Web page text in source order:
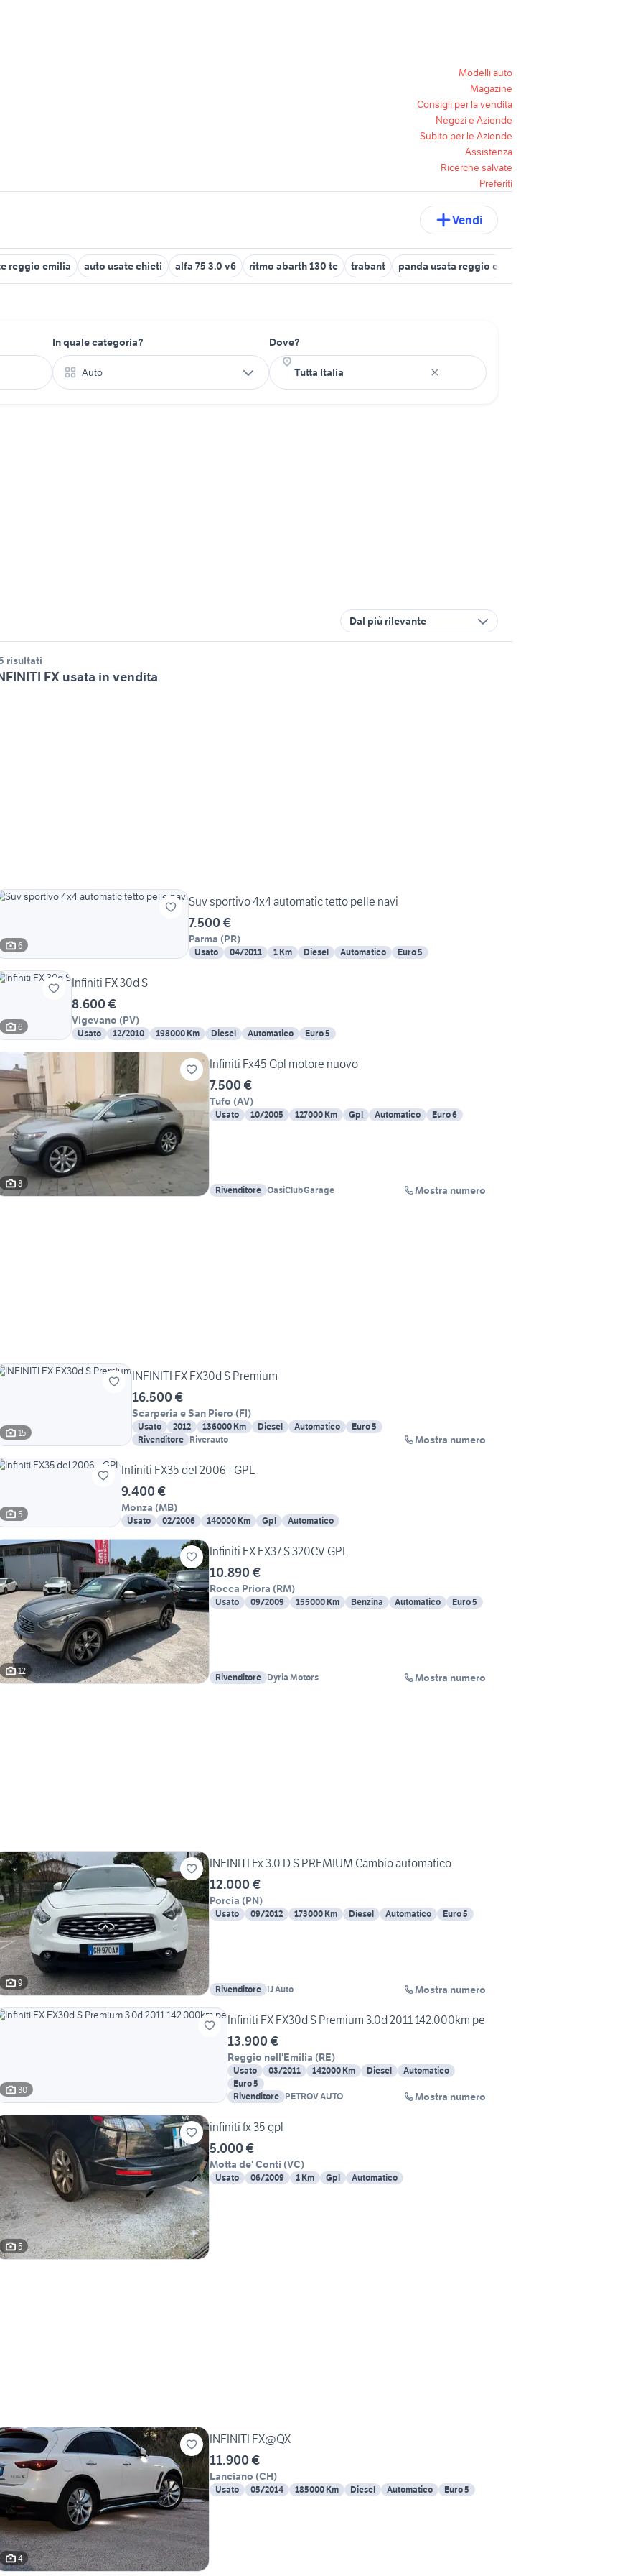
Modelli auto
Magazine
Consigli per la vendita
Negozi e Aziende
Subito per le Aziende
Assistenza
Ricerche salvate
Preferiti
Vendi
reggio emilia auto usate chieti alfa 75 3.0 v6 ritmo abarth 130 tc trabant panda usata reggio emilia
In quale categoria?
Auto
Dove?
Dal più rilevante
risultati
FX usata in vendita
6
Suv sportivo 4x4 automatic tetto pelle navi
7.500 €
Parma (PR)
Usato 04/2011 1 Km Diesel Automatico Euro 5
6
Infiniti FX 30d S
8.600 €
Vigevano (PV)
Usato 12/2010 198000 Km Diesel Automatico Euro 5
8
Infiniti Fx45 Gpl motore nuovo
7.500 €
Tufo (AV)
Usato 10/2005 127000 Km Gpl Automatico Euro 6
Rivenditore OasiClubGarage Mostra numero
15
INFINITI FX FX30d S Premium
16.500 €
Scarperia e San Piero (FI)
Usato 2012 136000 Km Diesel Automatico
Euro 5
Rivenditore Riverauto Mostra numero
5
Infiniti FX35 del 2006 - GPL
9.400 €
Monza (MB)
Usato 02/2006 140000 Km Gpl Automatico
12
Infiniti FX FX37 S 320CV GPL
10.890 €
Rocca Priora (RM)
Usato 09/2009 155000 Km Benzina Automatico Euro 5
Rivenditore Dyria Motors Mostra numero
9
INFINITI Fx 3.0 D S PREMIUM Cambio automatico
12.000 €
Porcia (PN)
Usato 09/2012 173000 Km Diesel Automatico Euro 5
Rivenditore IJ Auto Mostra numero
30
Infiniti FX FX30d S Premium 3.0d 2011 142.000km pe
13.900 €
Reggio nell'Emilia (RE)
Usato 03/2011 142000 Km Diesel
Automatico
Euro 5
Rivenditore PETROV AUTO Mostra numero
5
infiniti fx 35 gpl
5.000 €
Motta de' Conti (VC)
Usato 06/2009 1 Km Gpl Automatico
4
INFINITI FX@QX
11.900 €
Lanciano (CH)
Usato 05/2014 185000 Km Diesel Automatico Euro 5